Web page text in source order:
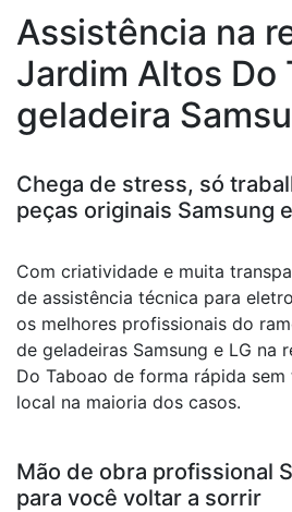
Assistência na
Jardim Altos Do
geladeira
Chega de stress, só
peças originais Samsung
Com criatividade e muita
de assistência técnica para
os melhores profissionais do
de geladeiras Samsung e LG na
Do Taboao de forma rápida
local na maioria dos casos.
Mão de obra profissional
para você voltar a sorrir